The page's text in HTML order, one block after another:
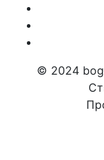
© 2024